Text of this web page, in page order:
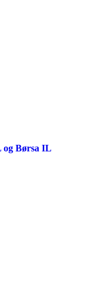
og Børsa IL